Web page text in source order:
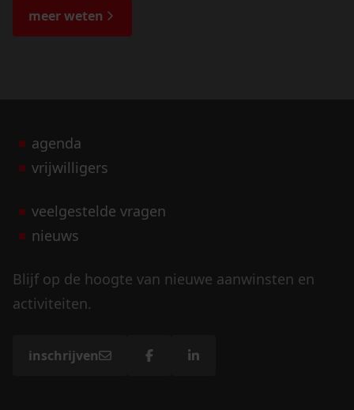
de bijzondere verhalen.
meer weten
agenda
vrijwilligers
veelgestelde vragen
nieuws
Blijf op de hoogte van nieuwe aanwinsten en
activiteiten.
inschrijven